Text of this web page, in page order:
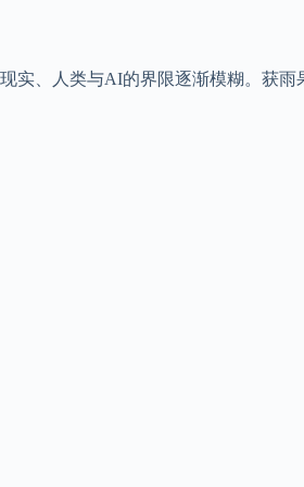
实、人类与AI的界限逐渐模糊。获雨